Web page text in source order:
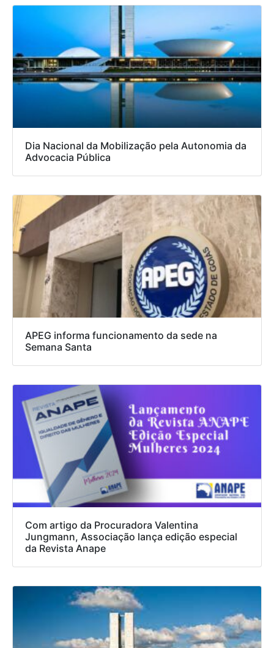
Dia Nacional da Mobilização pela Autonomia da
Advocacia Pública
APEG informa funcionamento da sede na
Semana Santa
Com artigo da Procuradora Valentina
Jungmann, Associação lança edição especial
da Revista Anape